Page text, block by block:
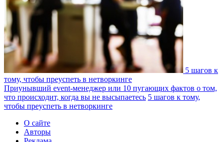
5 шагов к
тому, чтобы преуспеть в нетворкинге
Приунывший event-менеджер или 10 пугающих фактов о том,
что происходит, когда вы не высыпаетесь 5 шагов к тому,
чтобы преуспеть в нетворкинге
О сайте
Авторы